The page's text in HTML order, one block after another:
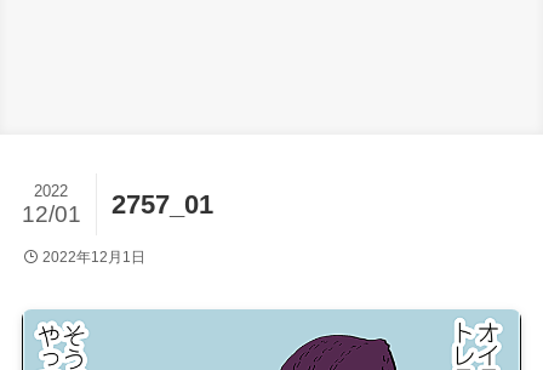
2757_01
2022
12/01
2022年12月1日